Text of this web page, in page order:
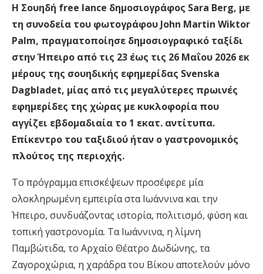
Η Σουηδή free lance δημοσιογράφος Sara Berg, με
τη συνοδεία του φωτογράφου John Martin Wiktor
Palm, πραγματοποίησε δημοσιογραφικό ταξίδι
στην Ήπειρο από τις 23 έως τις 26 Μαΐου 2026 εκ
μέρους της σουηδικής εφημερίδας Svenska
Dagbladet, μίας από τις μεγαλύτερες πρωινές
εφημερίδες της χώρας με κυκλοφορία που
αγγίζει εβδομαδιαία το 1 εκατ. αντίτυπα.
Επίκεντρο του ταξιδιού ήταν ο γαστρονομικός
πλούτος της περιοχής.
Το πρόγραμμα επισκέψεων προσέφερε μία
ολοκληρωμένη εμπειρία στα Ιωάννινα και την
Ήπειρο, συνδυάζοντας ιστορία, πολιτισμό, φύση και
τοπική γαστρονομία. Τα Ιωάννινα, η λίμνη
Παμβώτιδα, το Αρχαίο Θέατρο Δωδώνης, τα
Ζαγοροχώρια, η χαράδρα του Βίκου αποτελούν μόνο